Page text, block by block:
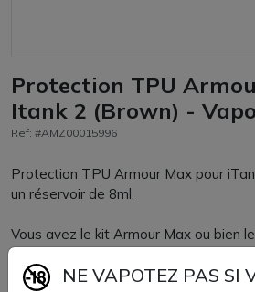
Protection TPU
Itank 2 (Brown) -
Ref: #AMZ00015996
Protection TPU Armour Max pour
un réservoir de 8ml.
Vous avez le kit Armour Max ou bien
2 ? Utilisez un produit officiel
compatibilité !NE VAPOTEZ PAS SI